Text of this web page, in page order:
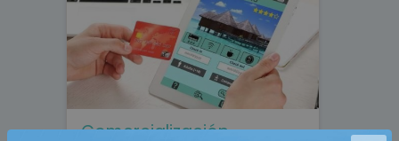
Comercialización